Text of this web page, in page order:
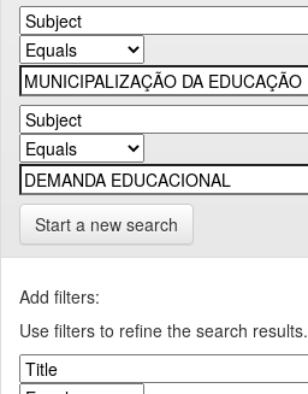
Start a new search
Add filters:
Use filters to refine the search results.